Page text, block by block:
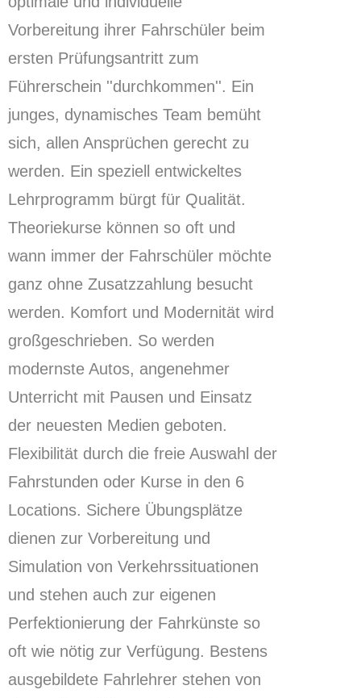
Vorbereitung ihrer Fahrschüler beim
ersten Prüfungsantritt zum
Führerschein ''durchkommen''. Ein
junges, dynamisches Team bemüht
sich, allen Ansprüchen gerecht zu
werden. Ein speziell entwickeltes
Lehrprogramm bürgt für Qualität.
Theoriekurse können so oft und
wann immer der Fahrschüler möchte
ganz ohne Zusatzzahlung besucht
werden. Komfort und Modernität wird
großgeschrieben. So werden
modernste Autos, angenehmer
Unterricht mit Pausen und Einsatz
der neuesten Medien geboten.
Flexibilität durch die freie Auswahl der
Fahrstunden oder Kurse in den 6
Locations. Sichere Übungsplätze
dienen zur Vorbereitung und
Simulation von Verkehrssituationen
und stehen auch zur eigenen
Perfektionierung der Fahrkünste so
oft wie nötig zur Verfügung. Bestens
ausgebildete Fahrlehrer stehen von